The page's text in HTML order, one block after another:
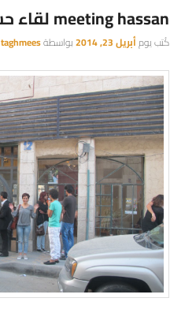
meeting hassan لقاء حسن
كُتب يومأبريل 23, 2014 بواسطةtaghmees